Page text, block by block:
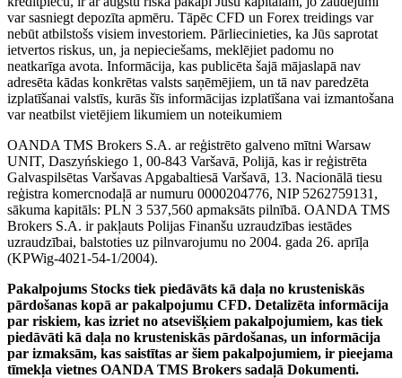
var sasniegt depozīta apmēru. Tāpēc CFD un Forex treidings var
nebūt atbilstošs visiem investoriem. Pārliecinieties, ka Jūs saprotat
ietvertos riskus, un, ja nepieciešams, meklējiet padomu no
neatkarīga avota. Informācija, kas publicēta šajā mājaslapā nav
adresēta kādas konkrētas valsts saņēmējiem, un tā nav paredzēta
izplatīšanai valstīs, kurās šīs informācijas izplatīšana vai izmantošana
var neatbilst vietējiem likumiem un noteikumiem
OANDA TMS Brokers S.A. ar reģistrēto galveno mītni Warsaw
UNIT, Daszyńskiego 1, 00-843 Varšavā, Polijā, kas ir reģistrēta
Galvaspilsētas Varšavas Apgabaltiesā Varšavā, 13. Nacionālā tiesu
reģistra komercnodaļā ar numuru 0000204776, NIP 5262759131,
sākuma kapitāls: PLN 3 537,560 apmaksāts pilnībā. OANDA TMS
Brokers S.A. ir pakļauts Polijas Finanšu uzraudzības iestādes
uzraudzībai, balstoties uz pilnvarojumu no 2004. gada 26. aprīļa
(KPWig-4021-54-1/2004).
Pakalpojums Stocks tiek piedāvāts kā daļa no krusteniskās
pārdošanas kopā ar pakalpojumu CFD. Detalizēta informācija
par riskiem, kas izriet no atsevišķiem pakalpojumiem, kas tiek
piedāvāti kā daļa no krusteniskās pārdošanas, un informācija
par izmaksām, kas saistītas ar šiem pakalpojumiem, ir pieejama
tīmekļa vietnes OANDA TMS Brokers sadaļā Dokumenti.